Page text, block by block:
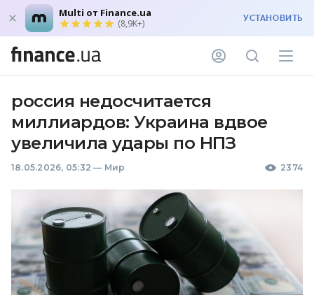
Multi от Finance.ua
(8,9K+) УСТАНОВИТЬ
россия недосчитается
миллиардов: Украина вдвое
увеличила удары по НПЗ
18.05.2026, 05:32 — Мир 2374